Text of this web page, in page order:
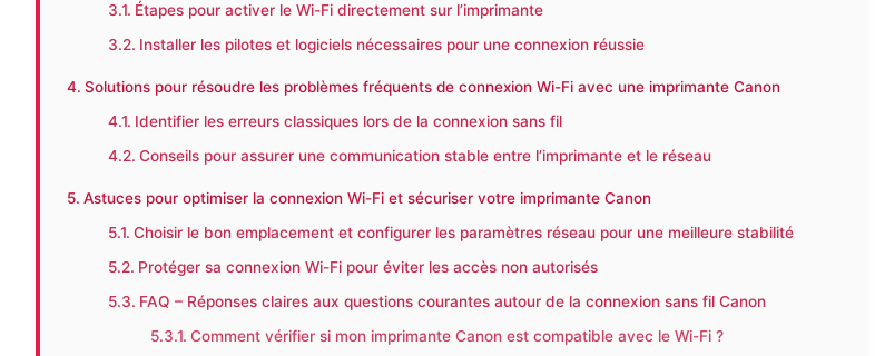
Étapes pour activer le Wi-Fi directement sur l’imprimante
Installer les pilotes et logiciels nécessaires pour une connexion réussie
Solutions pour résoudre les problèmes fréquents de connexion Wi-Fi avec une imprimante Canon
Identifier les erreurs classiques lors de la connexion sans fil
Conseils pour assurer une communication stable entre l’imprimante et le réseau
Astuces pour optimiser la connexion Wi-Fi et sécuriser votre imprimante Canon
Choisir le bon emplacement et configurer les paramètres réseau pour une meilleure stabilité
Protéger sa connexion Wi-Fi pour éviter les accès non autorisés
FAQ – Réponses claires aux questions courantes autour de la connexion sans fil Canon
Comment vérifier si mon imprimante Canon est compatible avec le Wi-Fi ?